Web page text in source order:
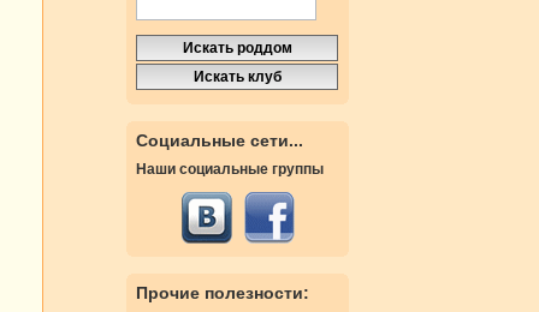
Социальные сети...
Наши социальные группы
Прочие полезности: